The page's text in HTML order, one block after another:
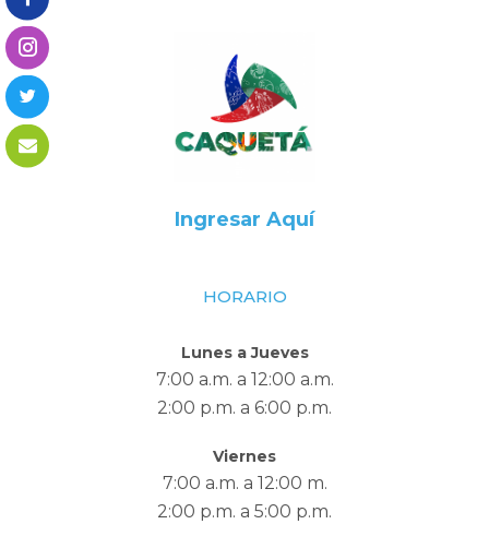
Ingresar Aquí
HORARIO
Lunes a Jueves
7:00 a.m. a 12:00 a.m.
2:00 p.m. a 6:00 p.m.
Viernes
7:00 a.m. a 12:00 m.
2:00 p.m. a 5:00 p.m.